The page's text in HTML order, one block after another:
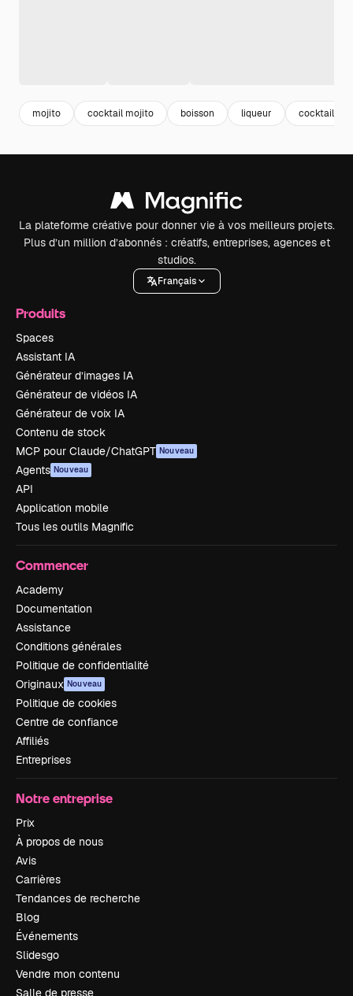
mojito cocktail mojito boisson liqueur cocktail
La plateforme créative pour donner vie à vos meilleurs projets.
Plus d’un million d’abonnés : créatifs, entreprises, agences et
studios.
Français
Produits
Spaces
Assistant IA
Générateur d’images IA
Générateur de vidéos IA
Générateur de voix IA
Contenu de stock
MCP pour Claude/ChatGPT Nouveau
Agents Nouveau
API
Application mobile
Tous les outils Magnific
Commencer
Academy
Documentation
Assistance
Conditions générales
Politique de confidentialité
Originaux Nouveau
Politique de cookies
Centre de confiance
Affiliés
Entreprises
Notre entreprise
Prix
À propos de nous
Avis
Carrières
Tendances de recherche
Blog
Événements
Slidesgo
Vendre mon contenu
Salle de presse